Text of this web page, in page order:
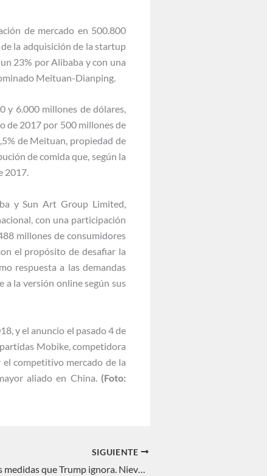
de mercado en 500.800
la adquisición de la startup
23% por Alibaba y con una
Meituan-Dianping.
y 6.000 millones de dólares,
de 2017 por 500 millones de
de Meituan, propiedad de
de comida que, según la
2017.
y Sun Art Group Limited,
con una participación
millones de consumidores
el propósito de desafiar la
respuesta a las demandas
a la versión online según sus
y el anuncio el pasado 4 de
Mobike, competidora
competitivo mercado de la
aliado en China. (Foto:
SIGUIENTE
Los efectos de sus medidas que Trump ignora. Nieves C. Pérez Rodríguez